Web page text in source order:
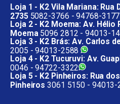
Loja 1 - K2 Vila Mariana: Rua
27355082-3766 -94768-3177
Loja 2 - K2 Moema: Av. Hélio
Moema5096 2812 -94013-
Loja 3 - K2 Brás: Av. Carlos
2005 -94013-2588
Loja 4 - K2 Tucuruvi: Av.
0046 -94722-3322
Loja 5 - K2 Pinheiros: Rua
Pinheiros 3061 5150 - 94013-